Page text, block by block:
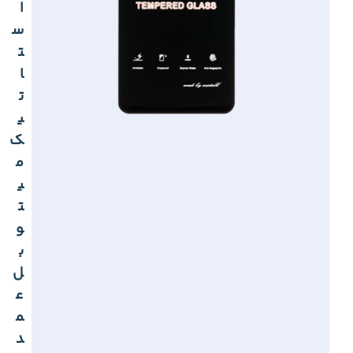
ا
س
ت
ا
ت
ی
ک
م
ی
ت
و
ب
ل
ع
م
د